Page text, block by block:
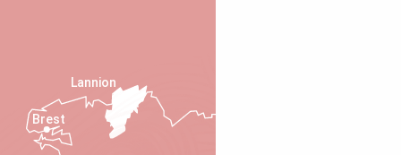
Lannion
Brest